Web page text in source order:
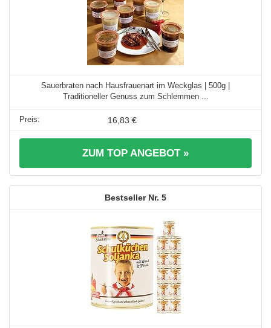
Sauerbraten nach Hausfrauenart im Weckglas | 500g |
Traditioneller Genuss zum Schlemmen ...
16,83 €
ZUM TOP ANGEBOT »
5